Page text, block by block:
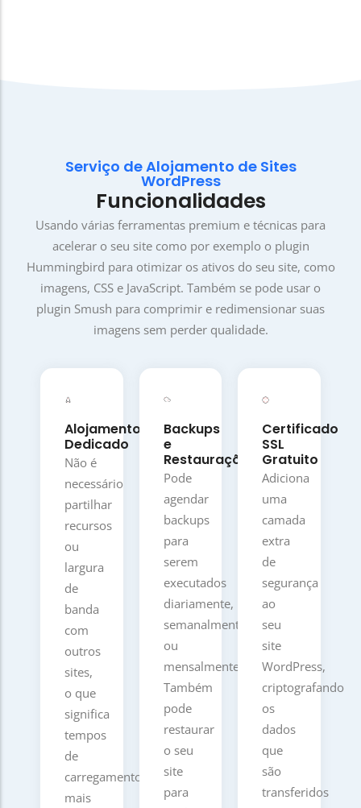
Serviço de Alojamento de Sites
WordPress
Funcionalidades
Usando várias ferramentas premium e técnicas para
acelerar o seu site como por exemplo o plugin
Hummingbird para otimizar os ativos do seu site, como
imagens, CSS e JavaScript. Também se pode usar o
plugin Smush para comprimir e redimensionar suas
imagens sem perder qualidade.
Alojamento
Dedicado
Não é
necessário
partilhar
recursos
ou
largura
de
banda
com
outros
sites,
o que
significa
tempos
de
carregamento
mais
Backups
e
Restaurações
Pode
agendar
backups
para
serem
executados
diariamente,
semanalmente
ou
mensalmente.
Também
pode
restaurar
o seu
site
para
Certificado
SSL
Gratuito
Adiciona
uma
camada
extra
de
segurança
ao
seu
site
WordPress,
criptografando
os
dados
que
são
transferidos